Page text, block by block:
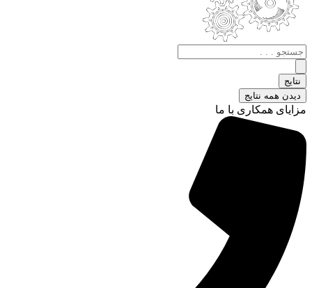
جستجو
.
.
.
نتایج
دیدن همه نتایج
مزایای همکاری با ما